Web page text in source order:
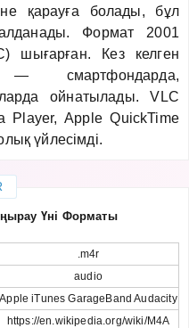
қарауға болады, бұл
Формат 2001
шығарған. Кез келген
смартфондарда,
ойнатылады. VLC
Player, Apple QuickTime
үйлесімді.
Үні Форматы
.m4r
audio
Apple iTunes GarageBand Audacity
https://en.wikipedia.org/wiki/M4A